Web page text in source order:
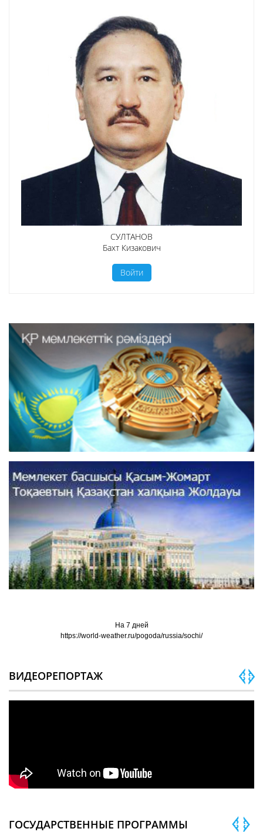
СУЛТАНОВ
Бахт Кизакович
Войти
На 7 дней
https://world-weather.ru/pogoda/russia/sochi/
ВИДЕОРЕПОРТАЖ
ГОСУДАРСТВЕННЫЕ ПРОГРАММЫ